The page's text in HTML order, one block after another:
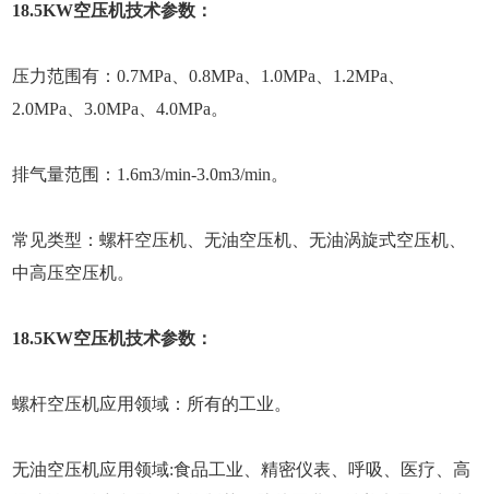
18.5KW空压机技术参数：
压力范围有：0.7MPa、0.8MPa、1.0MPa、1.2MPa、
2.0MPa、3.0MPa、4.0MPa。
排气量范围：1.6m3/min-3.0m3/min。
常见类型：螺杆空压机、无油空压机、无油涡旋式空压机、
中高压空压机。
18.5KW空压机技术参数：
螺杆空压机应用领域：所有的工业。
无油空压机应用领域:食品工业、精密仪表、呼吸、医疗、高